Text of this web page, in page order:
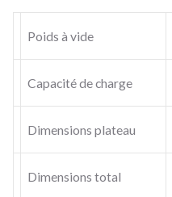
Poids à vide
Capacité de charge
Dimensions plateau
Dimensions total